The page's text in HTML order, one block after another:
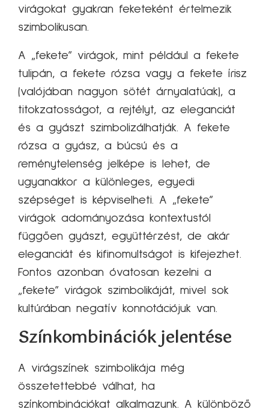
virágokat gyakran feketeként értelmezik
szimbolikusan.
A „fekete” virágok, mint például a fekete
tulipán, a fekete rózsa vagy a fekete írisz
(valójában nagyon sötét árnyalatúak), a
titokzatosságot, a rejtélyt, az eleganciát
és a gyászt szimbolizálhatják. A fekete
rózsa a gyász, a búcsú és a
reménytelenség jelképe is lehet, de
ugyanakkor a különleges, egyedi
szépséget is képviselheti. A „fekete”
virágok adományozása kontextustól
függően gyászt, együttérzést, de akár
eleganciát és kifinomultságot is kifejezhet.
Fontos azonban óvatosan kezelni a
„fekete” virágok szimbolikáját, mivel sok
kultúrában negatív konnotációjuk van.
Színkombinációk jelentése
A virágszínek szimbolikája még
összetettebbé válhat, ha
színkombinációkat alkalmazunk. A különböző